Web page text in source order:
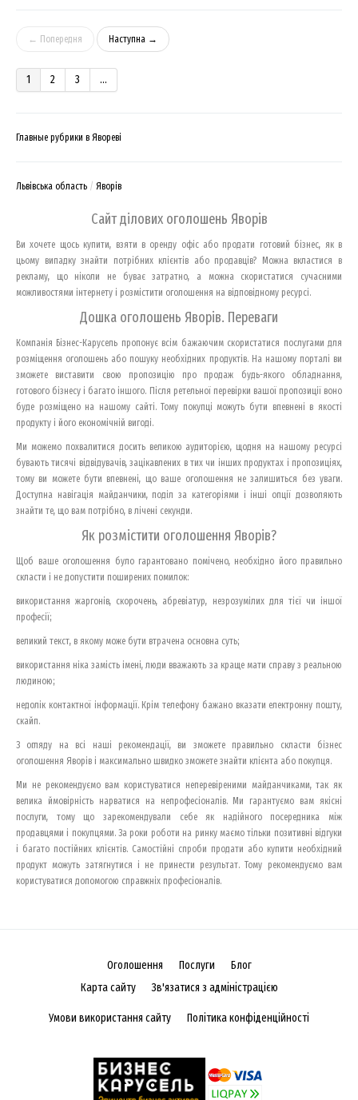
← Попередня Наступна →
1 2 3 ...
Главные рубрики в Явореві
Львівська область Яворів
Сайт ділових оголошень Яворів
Ви хочете щось купити, взяти в оренду офіс або продати готовий бізнес, як в
цьому випадку знайти потрібних клієнтів або продавців? Можна вкластися в
рекламу, що ніколи не буває затратно, а можна скористатися сучасними
можливостями інтернету і розмістити оголошення на відповідному ресурсі.
Дошка оголошень Яворів. Переваги
Компанія Бізнес-Карусель пропонує всім бажаючим скористатися послугами для
розміщення оголошень або пошуку необхідних продуктів. На нашому порталі ви
зможете виставити свою пропозицію про продаж будь-якого обладнання,
готового бізнесу і багато іншого. Після ретельної перевірки вашої пропозиції воно
буде розміщено на нашому сайті. Тому покупці можуть бути впевнені в якості
продукту і його економічній вигоді.
Ми можемо похвалитися досить великою аудиторією, щодня на нашому ресурсі
бувають тисячі відвідувачів, зацікавлених в тих чи інших продуктах і пропозиціях,
тому ви можете бути впевнені, що ваше оголошення не залишиться без уваги.
Доступна навігація майданчики, поділ за категоріями і інші опції дозволяють
знайти те, що вам потрібно, в лічені секунди.
Як розмістити оголошення Яворів?
Щоб ваше оголошення було гарантовано помічено, необхідно його правильно
скласти і не допустити поширених помилок:
використання жаргонів, скорочень, абревіатур, незрозумілих для тієї чи іншої
професії;
великий текст, в якому може бути втрачена основна суть;
використання ніка замість імені, люди вважають за краще мати справу з реальною
людиною;
недолік контактної інформації. Крім телефону бажано вказати електронну пошту,
скайп.
З огляду на всі наші рекомендації, ви зможете правильно скласти бізнес
оголошення Яворів і максимально швидко зможете знайти клієнта або покупця.
Ми не рекомендуємо вам користуватися неперевіреними майданчиками, так як
велика ймовірність нарватися на непрофесіоналів. Ми гарантуємо вам якісні
послуги, тому що зарекомендували себе як надійного посередника між
продавцями і покупцями. За роки роботи на ринку маємо тільки позитивні відгуки
і багато постійних клієнтів. Самостійні спроби продати або купити необхідний
продукт можуть затягнутися і не принести результат. Тому рекомендуємо вам
користуватися допомогою справжніх професіоналів.
Оголошення Послуги
Блог
Карта сайту
Зв'язатися з адміністрацією
Умови використання сайту Політика конфіденційності